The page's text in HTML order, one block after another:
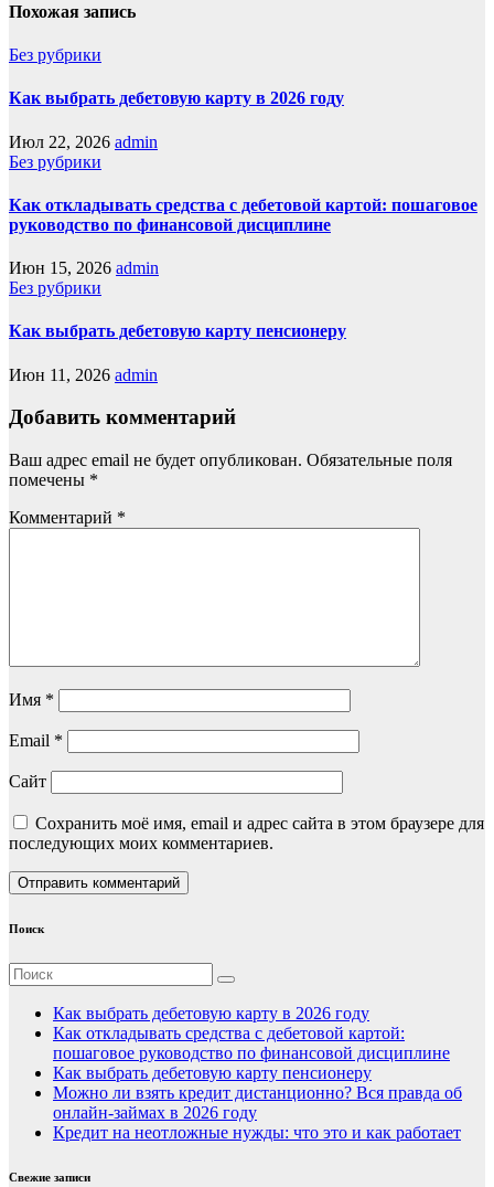
Похожая запись
Без рубрики
Как выбрать дебетовую карту в 2026 году
Июл 22, 2026 admin
Без рубрики
Как откладывать средства с дебетовой картой: пошаговое
руководство по финансовой дисциплине
Июн 15, 2026 admin
Без рубрики
Как выбрать дебетовую карту пенсионеру
Июн 11, 2026 admin
Добавить комментарий
Ваш адрес email не будет опубликован. Обязательные поля
помечены *
Комментарий *
Имя *
Email *
Сайт
Сохранить моё имя, email и адрес сайта в этом браузере для
последующих моих комментариев.
Поиск
Как выбрать дебетовую карту в 2026 году
Как откладывать средства с дебетовой картой:
пошаговое руководство по финансовой дисциплине
Как выбрать дебетовую карту пенсионеру
Можно ли взять кредит дистанционно? Вся правда об
онлайн-займах в 2026 году
Кредит на неотложные нужды: что это и как работает
Свежие записи